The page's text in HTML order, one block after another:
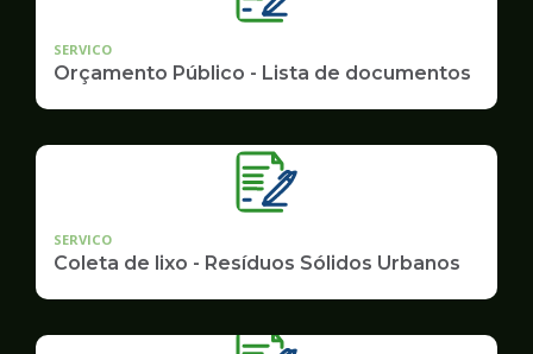
SERVICO
Orçamento Público - Lista de documentos
SERVICO
Coleta de lixo - Resíduos Sólidos Urbanos